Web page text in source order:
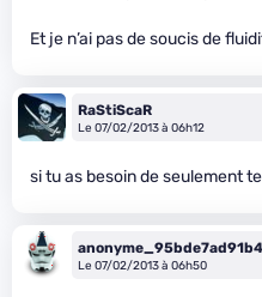
Et je n’ai pas de soucis de
RaStiScaR
Le 07/02/2013 à 06h12
si tu as besoin de seulement
Le 07/02/2013 à 06h50